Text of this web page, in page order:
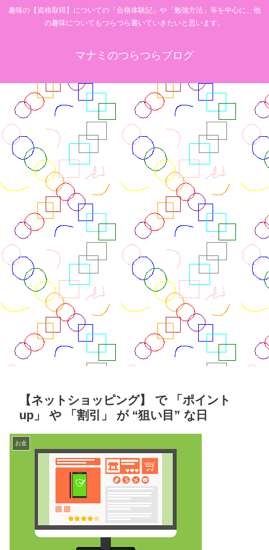
趣味の【資格取得】についての「合格体験記」や「勉強方法」等を中心に、他
の趣味についてもつらつら書いていきたいと思います。
マナミのつらつらブログ
【ネットショッピング】 で 「ポイント
up」 や 「割引」 が “狙い目” な日
お金